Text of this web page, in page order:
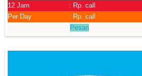
12 Jam
: Rp. call
Per Day
: Rp. call
Pesan